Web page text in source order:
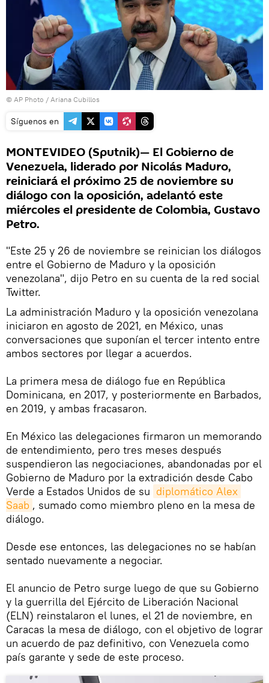
© AP Photo / Ariana Cubillos
Síguenos en
MONTEVIDEO (Sputnik)— El Gobierno de
Venezuela, liderado por Nicolás Maduro,
reiniciará el próximo 25 de noviembre su
diálogo con la oposición, adelantó este
miércoles el presidente de Colombia, Gustavo
Petro.
"Este 25 y 26 de noviembre se reinician los diálogos
entre el Gobierno de Maduro y la oposición
venezolana", dijo Petro en su cuenta de la red social
Twitter.
La administración Maduro y la oposición venezolana
iniciaron en agosto de 2021, en México, unas
conversaciones que suponían el tercer intento entre
ambos sectores por llegar a acuerdos.
La primera mesa de diálogo fue en República
Dominicana, en 2017, y posteriormente en Barbados,
en 2019, y ambas fracasaron.
En México las delegaciones firmaron un memorando
de entendimiento, pero tres meses después
suspendieron las negociaciones, abandonadas por el
Gobierno de Maduro por la extradición desde Cabo
Verde a Estados Unidos de su diplomático Alex
Saab , sumado como miembro pleno en la mesa de
diálogo.
Desde ese entonces, las delegaciones no se habían
sentado nuevamente a negociar.
El anuncio de Petro surge luego de que su Gobierno
y la guerrilla del Ejército de Liberación Nacional
(ELN) reinstalaron el lunes, el 21 de noviembre, en
Caracas la mesa de diálogo, con el objetivo de lograr
un acuerdo de paz definitivo, con Venezuela como
país garante y sede de este proceso.